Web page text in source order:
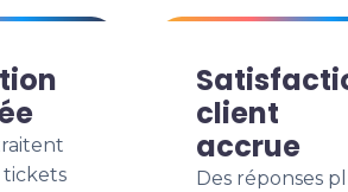
client
accrue
Des réponses